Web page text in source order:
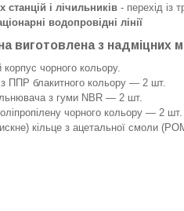
станцій і лічильників - перехід із
водопровідні лінії
виготовлена з надміцних
корпус чорного кольору.
ППР блакитного кольору — 2 шт.
з гуми NBR — 2 шт.
чорного кольору — 2 шт.
кільце з ацетальної смоли